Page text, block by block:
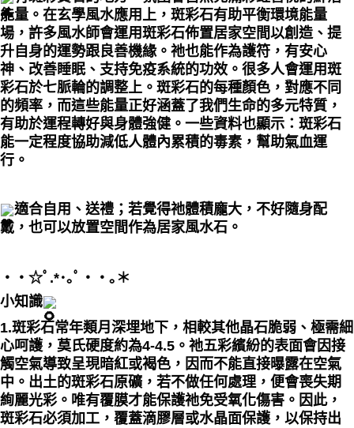
能量。在玄學風水應用上，斑彩石有助平衡環境能量
場，許多風水師會運用斑彩石佈置居家空間以創造、提
升自身的運勢跟良善機緣。祂也能作為護符，有安心
神、改善睡眠、支持免疫系統的功效。很多人會運用斑
彩石於七脈輪的調整上。斑彩石的每種顏色，對應不同
的頻率，而這些能量正好涵蓋了我們生命的多元特質，
有助於運程轉好與身體強健。一些資料也顯示：斑彩石
能一定程度協助減低人體內累積的毒素，幫助氣血運
行。
適合自用、送禮；若覺得祂體積龐大，不好隨身配
戴，也可以放置空間作為居家風水石。
・・☆ﾟ⁠.⁠*⁠･⁠｡ﾟ・・｡＊
小知識
1.斑彩石常年類月深埋地下，相較其他晶石脆弱、 極需細
心呵護，莫氏硬度約為4-4.5。祂五彩繽紛的表面會因接
觸空氣導致呈現暗紅或褐色，因而不能直接曝露在空氣
中。出土的斑彩石原礦，若不做任何處理，便會喪失期
絢麗光彩。唯有覆膜才能保護祂免受氧化傷害 。因此，
斑彩石必須加工，覆蓋滴膠層或水晶面保護，以保持出